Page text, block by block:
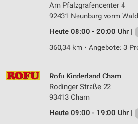
Am Pfalzgrafencenter 4
92431 Neunburg vorm Wald
Heute 08:00 - 20:00 Uhr |
360,34 km • Angebote: 3
Rofu Kinderland Cham
Rodinger Straße 22
93413 Cham
Heute 09:00 - 19:00 Uhr |